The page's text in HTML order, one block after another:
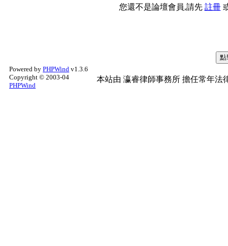
您還不是論壇會員,請先 註冊
Powered by PHPWind v1.3.6
Copyright © 2003-04
PHPWind
本站由 瀛睿律師事務所 擔任常年法